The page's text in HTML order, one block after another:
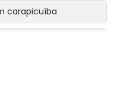
carapicuíba